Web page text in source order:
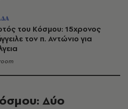
του Κόσμου: 15χρονος
τον π. Αντώνιο για
Δύο